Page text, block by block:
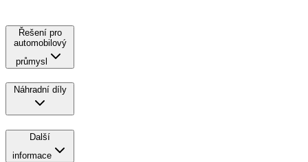
Řešení pro
automobilový
průmysl
Náhradní díly
Další
informace